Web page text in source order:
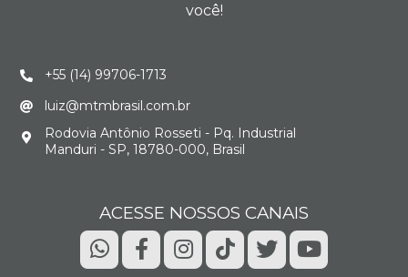
você!
+55 (14) 99706-1713
luiz@mtmbrasil.com.br
Rodovia Antônio Rosseti - Pq. Industrial
Manduri - SP, 18780-000, Brasil
ACESSE NOSSOS CANAIS